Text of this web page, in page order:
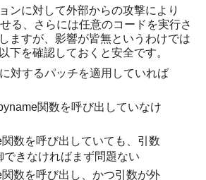
ンに対して外部からの攻撃により
る、さらには任意のコードを実行さ
ますが、影響が皆無というわけでは
下を確認しておくと安全です。
対するパッチを適用していれば
関数を呼び出していなけ
数を呼び出していても、引数
できなければまず問題ない
数を呼び出し、かつ引数が外